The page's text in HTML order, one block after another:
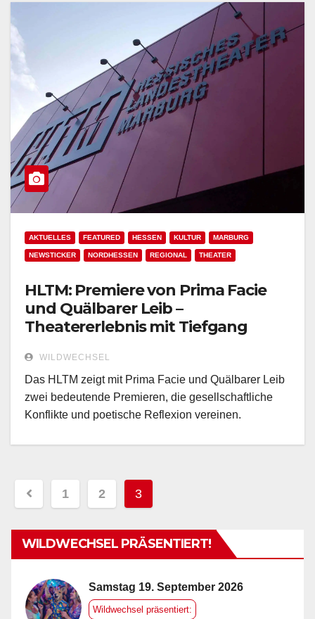
AKTUELLES FEATURED HESSEN KULTUR MARBURG
NEWSTICKER NORDHESSEN REGIONAL THEATER
HLTM: Premiere von Prima Facie
und Quälbarer Leib –
Theatererlebnis mit Tiefgang
WILDWECHSEL
Das HLTM zeigt mit Prima Facie und Quälbarer Leib
zwei bedeutende Premieren, die gesellschaftliche
Konflikte und poetische Reflexion vereinen.
Seitennummerierung
der
Beiträge
1 2 3
WILDWECHSEL PRÄSENTIERT!
Samstag 19. September 2026
Wildwechsel präsentiert: